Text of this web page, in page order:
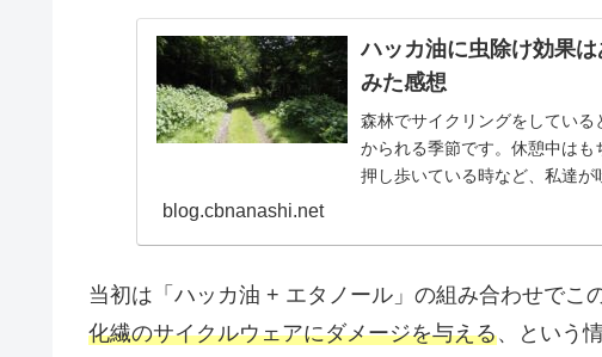
ハッカ油に虫除け効果
みた感想
森林でサイクリングをしてい
かられる季節です。休憩中は
押し歩いている時など、私達
blog.cbnanashi.net
当初は「ハッカ油 + エタノール」の組み合わせでこ
化繊のサイクルウェアにダメージを与える、という